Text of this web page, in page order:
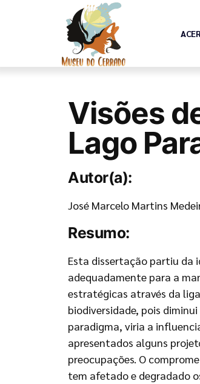
Visões
Lago
Autor(a):
José Marcelo Martins
Resumo:
Esta dissertação partiu da
adequadamente para a
estratégicas através da
biodiversidade, pois
paradigma, viria a
apresentados alguns
preocupações. O
tem afetado e degradado